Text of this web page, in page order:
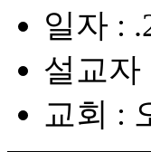
일자 :
설교자
교회 :